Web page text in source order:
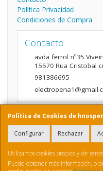
Política de Cookies de
Configurar Rechazar
Utilizamos cookies propias y de
Puede obtener más información, o
Política Privacidad
Condiciones de Compra
Contacto
avda ferrol nº35
15570 Rua Cristobal
981386695
Horario
9:00 a 14:00 y de 16:00